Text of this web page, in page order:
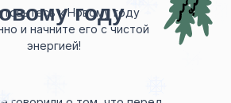
году
к Новому году
и начните его с чистой
энергией!